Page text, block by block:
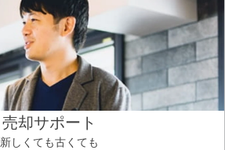
売却サポート
新しくても古くても